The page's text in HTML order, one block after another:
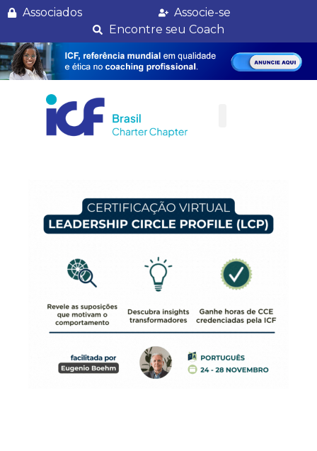
Associados
Associe-se
Encontre seu Coach